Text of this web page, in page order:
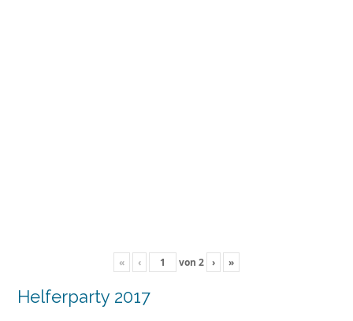
« ‹ von 2 › »
Helferparty 2017